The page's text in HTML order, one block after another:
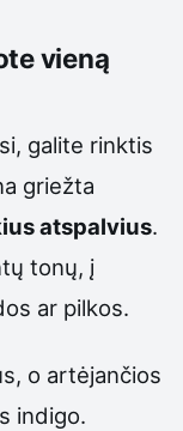
vieną
galite rinktis
griežta
atspalvius.
tonų, į
ar pilkos.
o artėjančios
indigo.